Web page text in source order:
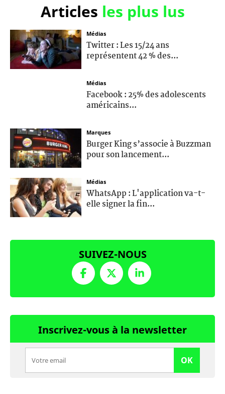
Articles les plus lus
Médias
Twitter : Les 15/24 ans
représentent 42 % des...
Médias
Facebook : 25% des adolescents
américains...
Marques
Burger King s’associe à Buzzman
pour son lancement...
Médias
WhatsApp : L'application va-t-
elle signer la fin...
SUIVEZ-NOUS
Inscrivez-vous à la newsletter
OK